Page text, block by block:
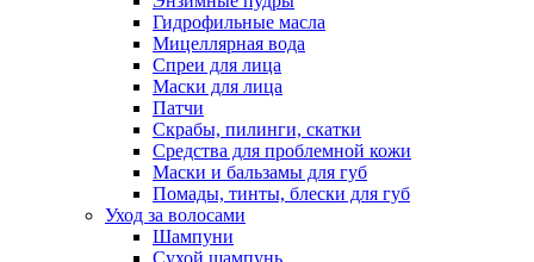
Гидрофильные масла
Мицеллярная вода
Спреи для лица
Маски для лица
Патчи
Скрабы, пилинги, скатки
Средства для проблемной кожи
Маски и бальзамы для губ
Помады, тинты, блески для губ
Уход за волосами
Шампуни
Сухой шампунь